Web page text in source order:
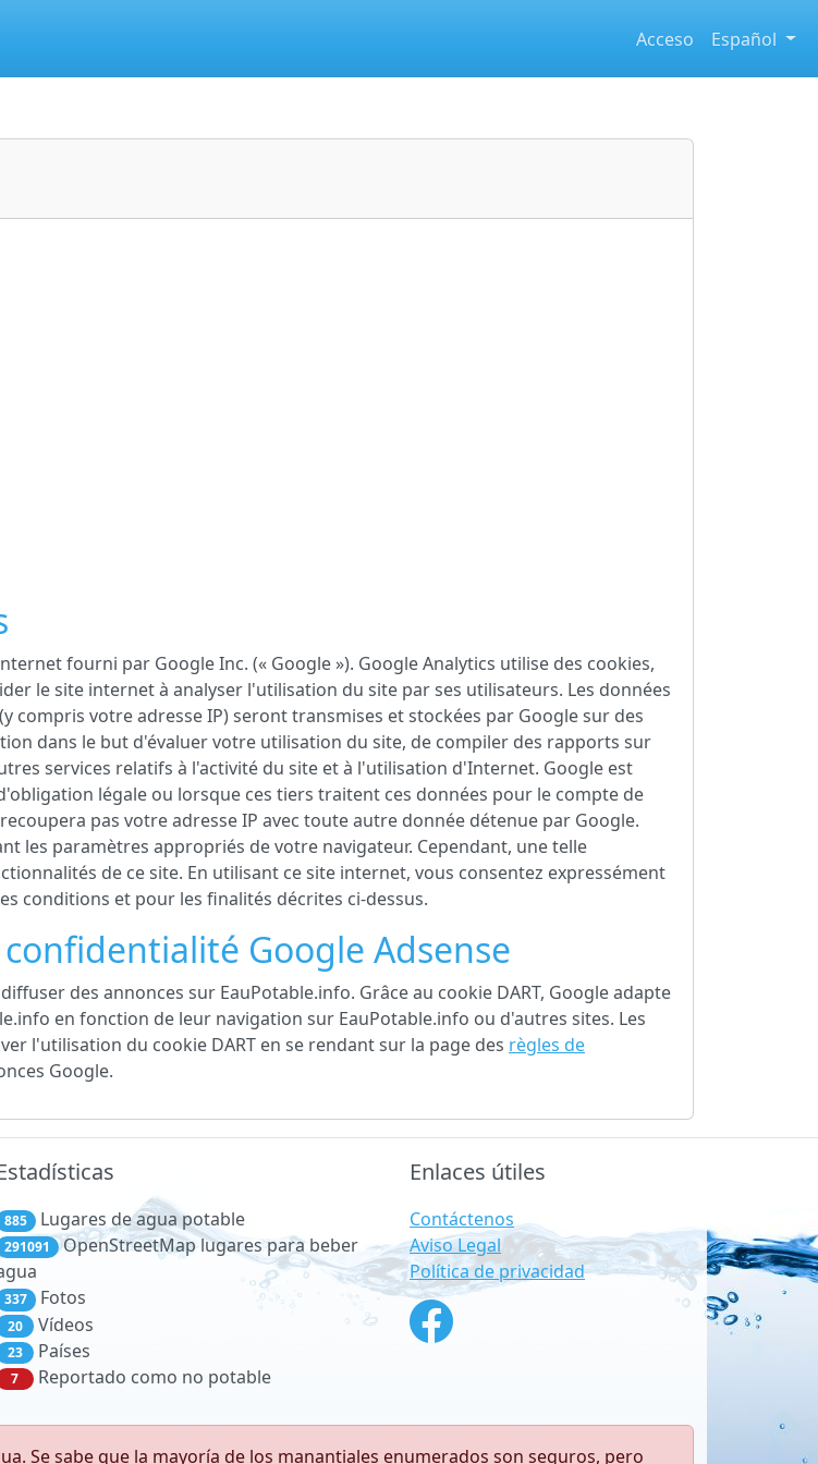
Acceso Español
fourni par Google Inc. (« Google »). Google Analytics utilise des cookies,
le site internet à analyser l'utilisation du site par ses utilisateurs. Les données
votre adresse IP) seront transmises et stockées par Google sur des
dans le but d'évaluer votre utilisation du site, de compiler des rapports sur
services relatifs à l'activité du site et à l'utilisation d'Internet. Google est
légale ou lorsque ces tiers traitent ces données pour le compte de
pas votre adresse IP avec toute autre donnée détenue par Google.
les paramètres appropriés de votre navigateur. Cependant, une telle
de ce site. En utilisant ce site internet, vous consentez expressément
conditions et pour les finalités décrites ci-dessus.
Google Adsense
des annonces sur EauPotable.info. Grâce au cookie DART, Google adapte
en fonction de leur navigation sur EauPotable.info ou d'autres sites. Les
l'utilisation du cookie DART en se rendant sur la page des règles de
Google.
885 Lugares de agua potable
291091 OpenStreetMap lugares para beber
337 Fotos
20 Vídeos
23 Países
7 Reportado como no potable
Enlaces útiles
Contáctenos
Aviso Legal
Política de privacidad
Se sabe que la mayoría de los manantiales enumerados son seguros, pero